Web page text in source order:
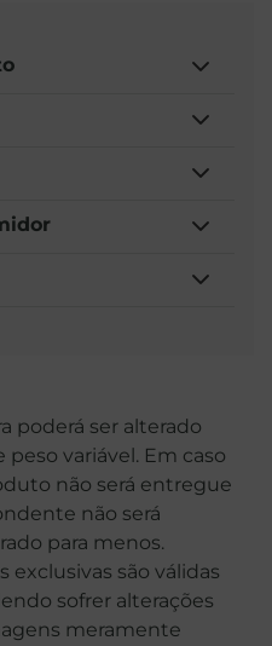
poderá ser alterado
variável. Em caso
não será entregue
não será
para menos.
exclusivas são válidas
sofrer alterações
meramente